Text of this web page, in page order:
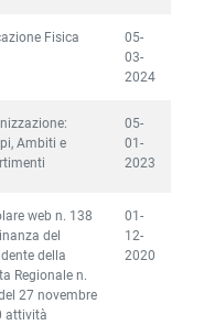
Fisica
05-
03-
2024
Ambiti e
05-
01-
2023
web n. 138
del
della
Regionale n.
27 novembre
attività
01-
12-
2020